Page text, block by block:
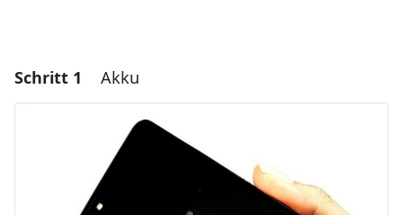
Schritt 1 Akku